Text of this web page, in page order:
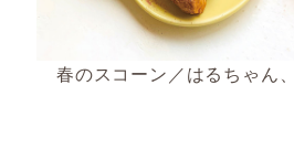
春のスコーン／はるちゃん